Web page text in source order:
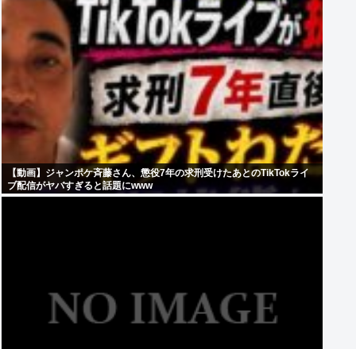
【動画】ジャンポケ斉藤さん、懲役7年の求刑受けたあとのTikTokライ
ブ配信がヤバすぎると話題にwww